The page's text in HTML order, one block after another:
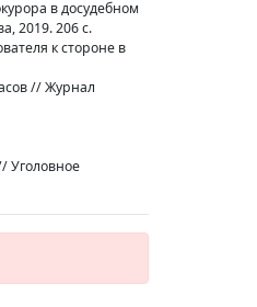
в досудебном
2019. 206 с.
к стороне в
// Журнал
Уголовное